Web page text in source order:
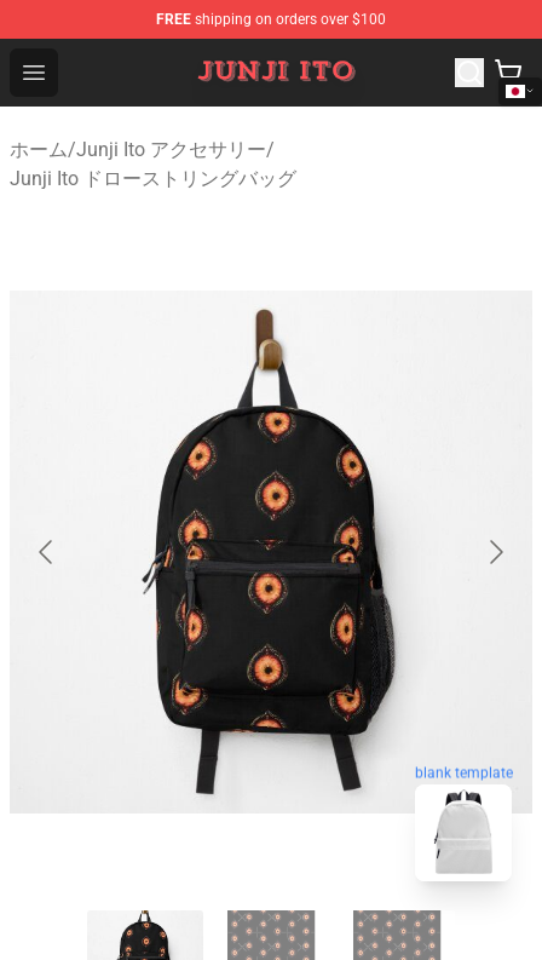
FREE shipping on orders over $100
Open menu
Junji Ito Store - Official Junji Ito Merchandise Shop
ホーム/Junji Ito アクセサリー/
Junji Ito ドローストリングバッグ
blank template